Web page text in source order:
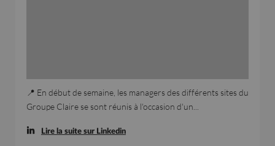
📍 En début de semaine, les managers des différents sites du
Groupe Claire se sont réunis à l'occasion d'un...
Lire la suite sur Linkedin